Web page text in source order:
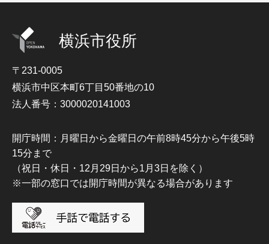
横浜市役所
〒231-0005
横浜市中区本町6丁目50番地の10
法人番号：3000020141003
開庁時間：月曜日から金曜日の午前8時45分から午後5時
15分まで
（祝日・休日・12月29日から1月3日を除く）
※一部の窓口では開庁時間が異なる場合があります